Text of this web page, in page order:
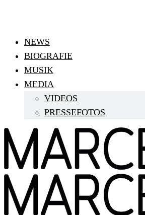
NEWS
BIOGRAFIE
MUSIK
MEDIA
VIDEOS
PRESSEFOTOS